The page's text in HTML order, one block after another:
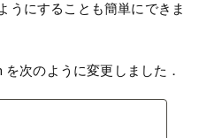
うにすることも簡単にできま
次のように変更しました．